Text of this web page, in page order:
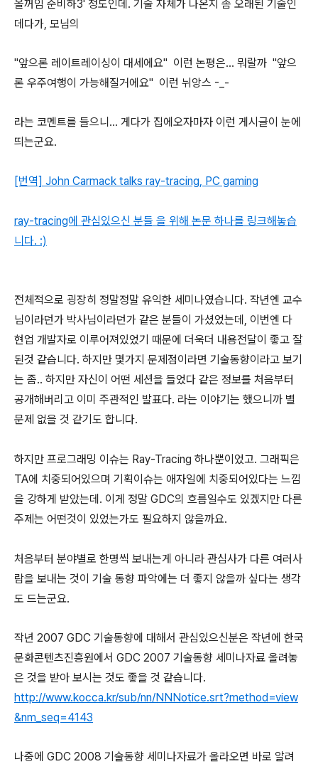
올꺼임 준비하3' 정도인데. 기술 자체가 나온지 좀 오래된 기술인
데다가, 모님의
"앞으론 레이트레이싱이 대세에요" 이런 논평은... 뭐랄까 "앞으
론 우주여행이 가능해질거에요" 이런 뉘앙스 -_-
라는 코멘트를 들으니... 게다가 집에오자마자 이런 게시글이 눈에
띄는군요.
[번역] John Carmack talks ray-tracing, PC gaming
ray-tracing에 관심있으신 분들 을 위해 논문 하나를 링크해놓습
니다. :)
전체적으로 굉장히 정말정말 유익한 세미나였습니다. 작년엔 교수
님이라던가 박사님이라던가 같은 분들이 가셨었는데, 이번엔 다
현업 개발자로 이루어져있었기 때문에 더욱더 내용전달이 좋고 잘
된것 같습니다. 하지만 몇가지 문제점이라면 기술동향이라고 보기
는 좀.. 하지만 자신이 어떤 세션을 들었다 같은 정보를 처음부터
공개해버리고 이미 주관적인 발표다. 라는 이야기는 했으니까 별
문제 없을 것 같기도 합니다.
하지만 프로그래밍 이슈는 Ray-Tracing 하나뿐이었고. 그래픽은
TA에 치중되어있으며 기획이슈는 애자일에 치중되어있다는 느낌
을 강하게 받았는데. 이게 정말 GDC의 흐름일수도 있겠지만 다른
주제는 어떤것이 있었는가도 필요하지 않을까요.
처음부터 분야별로 한명씩 보내는게 아니라 관심사가 다른 여러사
람을 보내는 것이 기술 동향 파악에는 더 좋지 않을까 싶다는 생각
도 드는군요.
작년 2007 GDC 기술동향에 대해서 관심있으신분은 작년에 한국
문화콘텐츠진흥원에서 GDC 2007 기술동향 세미나자료 올려놓
은 것을 받아 보시는 것도 좋을 것 같습니다.
http://www.kocca.kr/sub/nn/NNNotice.srt?method=view
&nm_seq=4143
나중에 GDC 2008 기술동향 세미나자료가 올라오면 바로 알려